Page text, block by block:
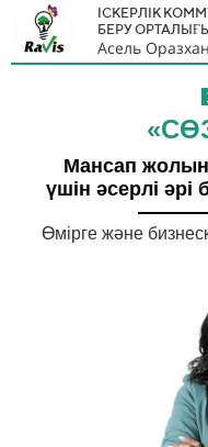
ІСКЕРЛІК
БЕРУ
Асель
Мансап
үшін әсерлі әрі
Өмірге және